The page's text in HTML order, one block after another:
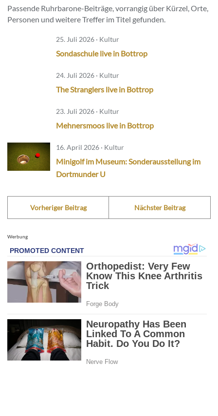
Passende Ruhrbarone-Beiträge, vorrangig über Kürzel, Orte,
Personen und weitere Treffer im Titel gefunden.
25. Juli 2026 · Kultur
Sondaschule live in Bottrop
24. Juli 2026 · Kultur
The Stranglers live in Bottrop
23. Juli 2026 · Kultur
Mehnersmoos live in Bottrop
16. April 2026 · Kultur
Minigolf im Museum: Sonderausstellung im
Dortmunder U
Vorheriger Beitrag Nächster Beitrag
Werbung